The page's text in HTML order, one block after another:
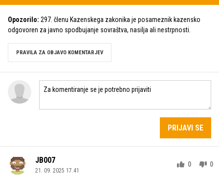
Opozorilo: 297. členu Kazenskega zakonika je posameznik kazensko
odgovoren za javno spodbujanje sovraštva, nasilja ali nestrpnosti.
PRAVILA ZA OBJAVO KOMENTARJEV
PRIJAVI SE
JB007
21. 09. 2025 17.41
0 0